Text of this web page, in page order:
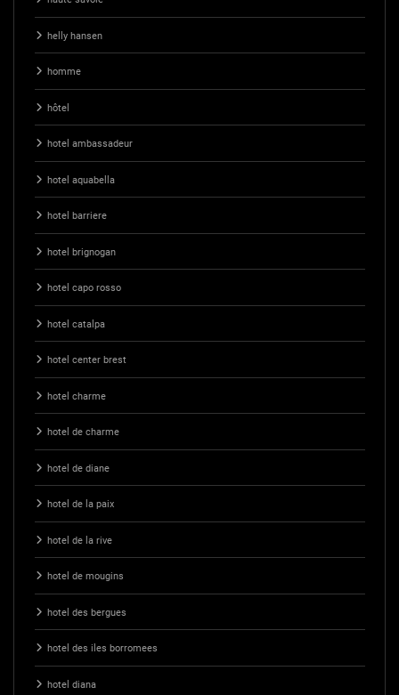
helly hansen
homme
hôtel
hotel ambassadeur
hotel aquabella
hotel barriere
hotel brignogan
hotel capo rosso
hotel catalpa
hotel center brest
hotel charme
hotel de charme
hotel de diane
hotel de la paix
hotel de la rive
hotel de mougins
hotel des bergues
hotel des iles borromees
hotel diana